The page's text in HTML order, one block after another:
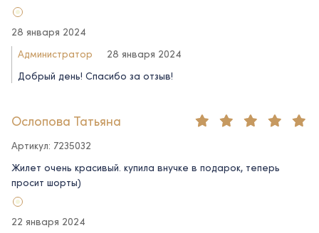
28 января 2024
Администратор
28 января 2024
Добрый день! Спасибо за отзыв!
Ослопова Татьяна
Артикул: 7235032
Жилет очень красивый. купила внучке в подарок, теперь
просит шорты)
22 января 2024